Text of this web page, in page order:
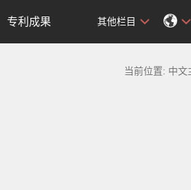
专利成果 其他栏目
当前位置: 中文